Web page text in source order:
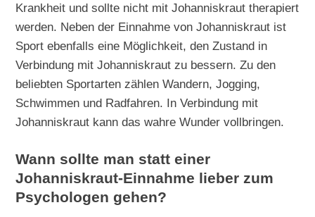
Krankheit und sollte nicht mit Johanniskraut therapiert
werden. Neben der Einnahme von Johanniskraut ist
Sport ebenfalls eine Möglichkeit, den Zustand in
Verbindung mit Johanniskraut zu bessern. Zu den
beliebten Sportarten zählen Wandern, Jogging,
Schwimmen und Radfahren. In Verbindung mit
Johanniskraut kann das wahre Wunder vollbringen.
Wann sollte man statt einer
Johanniskraut-Einnahme lieber zum
Psychologen gehen?